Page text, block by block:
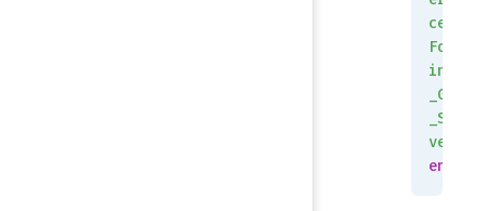
cert
Fort
inet
_GUI
_Ser
ver
end